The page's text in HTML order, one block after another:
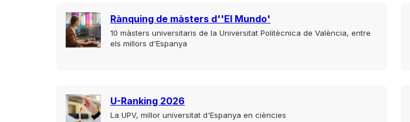
Rànquing de màsters d''El Mundo'
10 màsters universitaris de la Universitat Politècnica de València, entre
els millors d'Espanya
U-Ranking 2026
La UPV, millor universitat d'Espanya en ciències